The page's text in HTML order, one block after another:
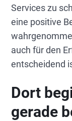
Services zu
eine positive
auch für den
entscheidend
Dort
gerade